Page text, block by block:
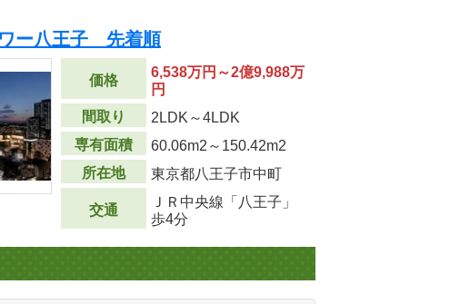
ー八王子 先着順
価格
6,538万円～2億9,988万
円
間取り
2LDK～4LDK
専有面積
60.06m2 ～150.42m2
所在地
東京都八王子市中町
交通
ＪＲ中央線「八王子」
歩4分